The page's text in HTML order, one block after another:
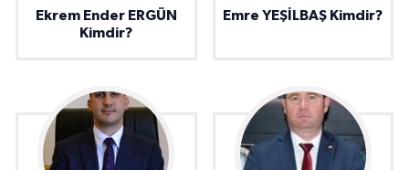
Ekrem Ender ERGÜN
Kimdir?
Emre YEŞİLBAŞ Kimdir?